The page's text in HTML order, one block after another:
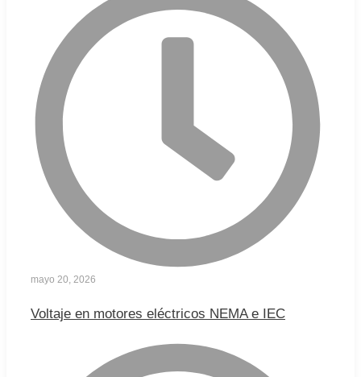
mayo 20, 2026
Voltaje en motores eléctricos NEMA e IEC